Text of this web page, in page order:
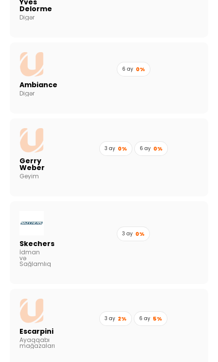
Delorme
Digər
Ambiance
Digər
6 ay 0%
Gerry
Weber
Geyim
3 ay 0% 6 ay 0%
Skechers
İdman
və
Sağlamlıq
3 ay 0%
Escarpini
Ayaqqabı
mağazaları
3 ay 2% 6 ay 5%